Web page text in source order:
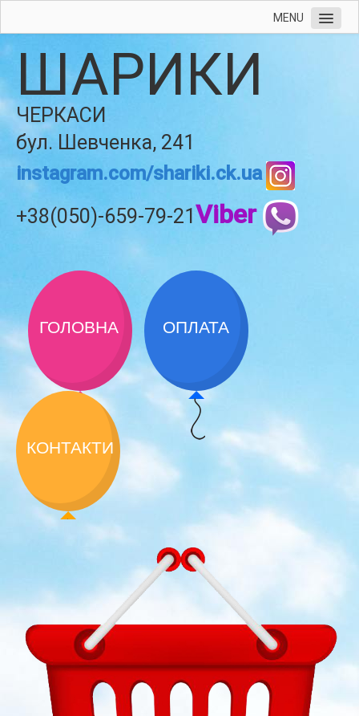
MENU
ШАРИКИ
ЧЕРКАСИ
бул. Шевченка, 241
instagram.com/shariki.ck.ua
+38(050)-659-79-21Viber
ГОЛОВНА ОПЛАТА
КОНТАКТИ